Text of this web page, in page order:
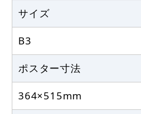
サイズ
B3
ポスター寸法
364×515mm